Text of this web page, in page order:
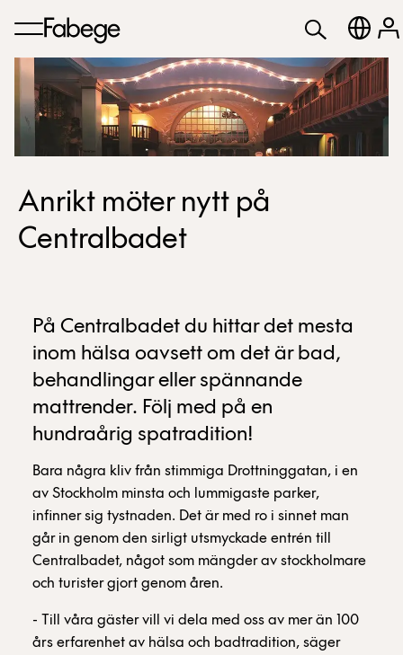
Anrikt möter nytt på
Centralbadet
På Centralbadet du hittar det mesta
inom hälsa oavsett om det är bad,
behandlingar eller spännande
mattrender. Följ med på en
hundraårig spatradition!
Bara några kliv från stimmiga Drottninggatan, i en
av Stockholm minsta och lummigaste parker,
infinner sig tystnaden. Det är med ro i sinnet man
går in genom den sirligt utsmyckade entrén till
Centralbadet, något som mängder av stockholmare
och turister gjort genom åren.
- Till våra gäster vill vi dela med oss av mer än 100
års erfarenhet av hälsa och badtradition, säger